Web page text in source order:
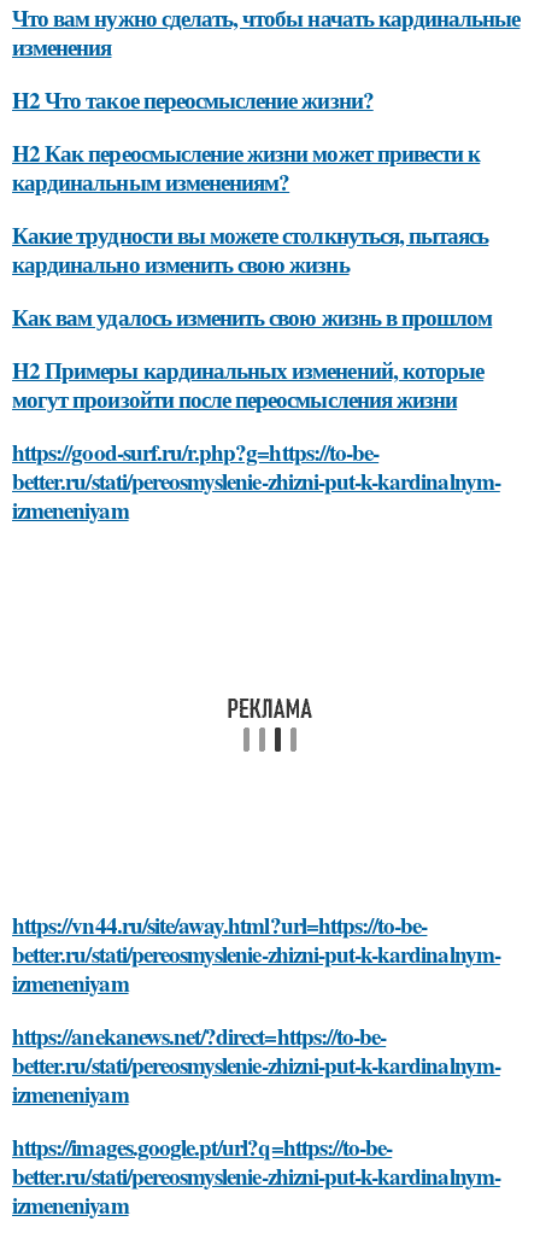
Что вам нужно сделать, чтобы начать кардинальные
изменения
H2 Что такое переосмысление жизни?
H2 Как переосмысление жизни может привести к
кардинальным изменениям?
Какие трудности вы можете столкнуться, пытаясь
кардинально изменить свою жизнь
Как вам удалось изменить свою жизнь в прошлом
H2 Примеры кардинальных изменений, которые
могут произойти после переосмысления жизни
https://good-surf.ru/r.php?g=https://to-be-
better.ru/stati/pereosmyslenie-zhizni-put-k-kardinalnym-
izmeneniyam
https://vn44.ru/site/away.html?url=https://to-be-
better.ru/stati/pereosmyslenie-zhizni-put-k-kardinalnym-
izmeneniyam
https://anekanews.net/?direct=https://to-be-
better.ru/stati/pereosmyslenie-zhizni-put-k-kardinalnym-
izmeneniyam
https://images.google.pt/url?q=https://to-be-
better.ru/stati/pereosmyslenie-zhizni-put-k-kardinalnym-
izmeneniyam